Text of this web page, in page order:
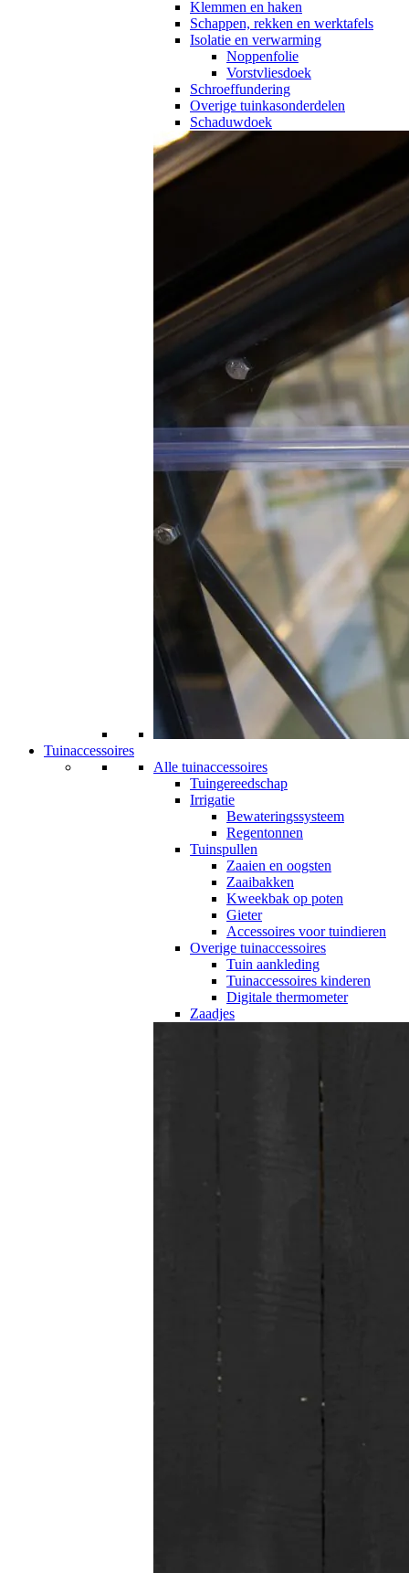
Klemmen en haken
Schappen, rekken en werktafels
Isolatie en verwarming
Noppenfolie
Vorstvliesdoek
Schroeffundering
Overige tuinkasonderdelen
Schaduwdoek
Tuinaccessoires
Alle tuinaccessoires
Tuingereedschap
Irrigatie
Bewateringssysteem
Regentonnen
Tuinspullen
Zaaien en oogsten
Zaaibakken
Kweekbak op poten
Gieter
Accessoires voor tuindieren
Overige tuinaccessoires
Tuin aankleding
Tuinaccessoires kinderen
Digitale thermometer
Zaadjes